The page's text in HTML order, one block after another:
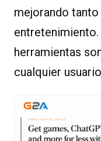
mejorando
entretenimiento.
herramientas
cualquier